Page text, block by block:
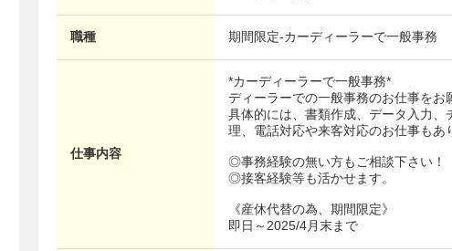
職種 期間限定-カーディーラーで一般事務
仕事内容
*カーディーラーで一般事務*
ディーラーでの一般事務のお仕事をお
具体的には、書類作成、データ入力
理、電話対応や来客対応のお仕事もあ
◎事務経験の無い方もご相談下さい！
◎接客経験等も活かせます。
《産休代替の為、期間限定》
即日～2025/4月末まで